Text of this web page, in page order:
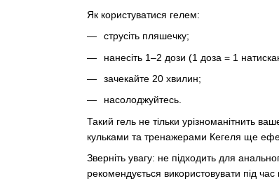
Як користуватися гелем:
струсіть пляшечку;
нанесіть 1–2 дози (1 доза = 1
зачекайте 20 хвилин;
насолоджуйтесь.
Такий гель не тільки урізноманітнить
кульками та тренажерами Кегеля ще
Зверніть увагу: не підходить для
рекомендується використовувати під час